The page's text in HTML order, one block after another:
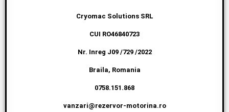
CUI RO46840723
Nr. Inreg J09 /729 /2022
Braila, Romania
0758.151.868
vanzari@rezervor-motorina.ro
office@rezervor-motorina.ro